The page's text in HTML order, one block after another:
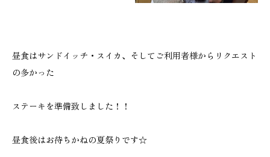
昼食はサンドイッチ・スイカ、そしてご利用者様からリクエスト
の多かった
ステーキを準備致しました！！
昼食後はお待ちかねの夏祭りです☆